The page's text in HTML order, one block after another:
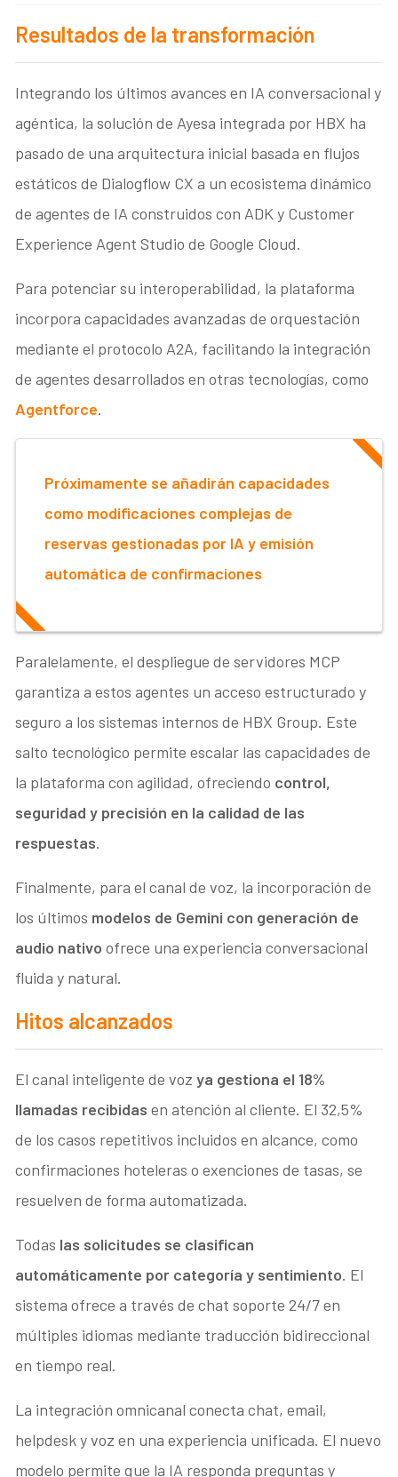
Resultados de la transformación
Integrando los últimos avances en IA conversacional y
agéntica, la solución de Ayesa integrada por HBX ha
pasado de una arquitectura inicial basada en flujos
estáticos de Dialogflow CX a un ecosistema dinámico
de agentes de IA construidos con ADK y Customer
Experience Agent Studio de Google Cloud.
Para potenciar su interoperabilidad, la plataforma
incorpora capacidades avanzadas de orquestación
mediante el protocolo A2A, facilitando la integración
de agentes desarrollados en otras tecnologías, como
Agentforce.
Próximamente se añadirán capacidades
como modificaciones complejas de
reservas gestionadas por IA y emisión
automática de confirmaciones
Paralelamente, el despliegue de servidores MCP
garantiza a estos agentes un acceso estructurado y
seguro a los sistemas internos de HBX Group. Este
salto tecnológico permite escalar las capacidades de
la plataforma con agilidad, ofreciendo control,
seguridad y precisión en la calidad de las
respuestas.
Finalmente, para el canal de voz, la incorporación de
los últimos modelos de Gemini con generación de
audio nativo ofrece una experiencia conversacional
fluida y natural.
Hitos alcanzados
El canal inteligente de vozya gestiona el 18%
llamadas recibidas en atención al cliente. El 32,5%
de los casos repetitivos incluidos en alcance, como
confirmaciones hoteleras o exenciones de tasas, se
resuelven de forma automatizada.
Todas las solicitudes se clasifican
automáticamente por categoría y sentimiento. El
sistema ofrece a través de chat soporte 24/7 en
múltiples idiomas mediante traducción bidireccional
en tiempo real.
La integración omnicanal conecta chat, email,
helpdesk y voz en una experiencia unificada. El nuevo
modelo permite que la IA responda preguntas y